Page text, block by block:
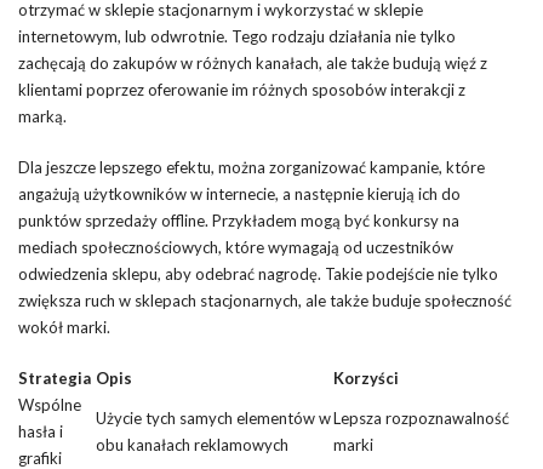
otrzymać w sklepie stacjonarnym i wykorzystać w sklepie
internetowym, lub odwrotnie. Tego rodzaju działania nie tylko
zachęcają do zakupów w różnych kanałach, ale także budują więź z
klientami poprzez oferowanie im różnych sposobów interakcji z
marką.
Dla jeszcze lepszego efektu, można zorganizować kampanie, które
angażują użytkowników w internecie, a następnie kierują ich do
punktów sprzedaży offline. Przykładem mogą być konkursy na
mediach społecznościowych, które wymagają od uczestników
odwiedzenia sklepu, aby odebrać nagrodę. Takie podejście nie tylko
zwiększa ruch w sklepach stacjonarnych, ale także buduje społeczność
wokół marki.
Strategia Opis
Korzyści
Wspólne
hasła i
grafiki
Użycie tych samych elementów w
obu kanałach reklamowych
Lepsza rozpoznawalność
marki